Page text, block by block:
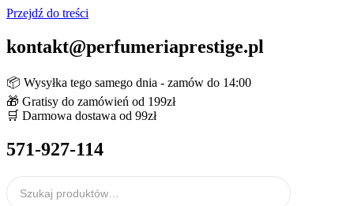
Przejdź do treści
kontakt@perfumeriaprestige.pl
📦 Wysyłka tego samego dnia - zamów do 14:00
🎁 Gratisy do zamówień od 199zł
🛒 Darmowa dostawa od 99zł
571-927-114